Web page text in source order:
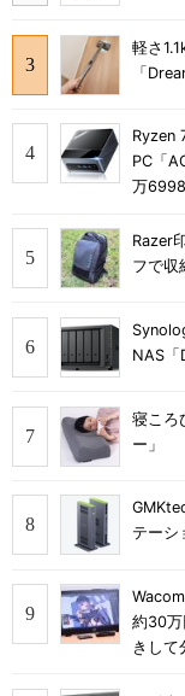
軽さ
「
Ryzen
PC「
万
Razer
フで収
NAS「
寝ころ
ー」
テーシ
約30
きして